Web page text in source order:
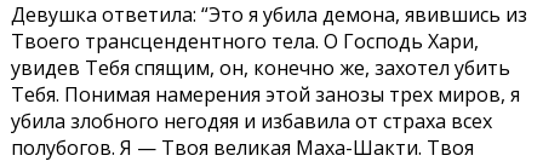
Девушка ответила: “Это я убила демона, явившись из
Твоего трансцендентного тела. О Господь Хари,
увидев Тебя спящим, он, конечно же, захотел убить
Тебя. Понимая намерения этой занозы трех миров, я
убила злобного негодяя и избавила от страха всех
полубогов. Я — Твоя великая Маха-Шакти. Твоя